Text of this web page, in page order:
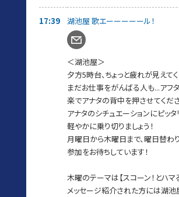
湖池屋お菓子詰め合わせをプレゼントします
17:45〜【スカロケ 餃子の王将食堂〜いい話
心もお腹もパワーチャージしてくれる餃子
今週も“お料理”と“いい話メッセージ”を紹
18:00～【 あなたにCongratulations! 】
自分の誕生日、大切な人の誕生日、初めて
受かった日...
両親の結婚記念日、何かを始めた日、周年
あなたが、お祝いしたいことはありませんか
スカロケから、あなたにCongratulations!の
メッセージを紹介された方には、番組から
17:39 湖池屋 歌エーーーーール！
＜湖池屋＞
夕方5時台、ちょっと疲れが見えてく
まだお仕事をがんばる人も...アフ
楽でアナタの背中を押させてくださ
アナタのシチュエーションにピッ
軽やかに乗り切りましょう！
月曜日から木曜日まで、曜日替わ
参加をお待ちしています！
木曜のテーマは【スコーン！とハマ
メッセージ紹介された方には湖